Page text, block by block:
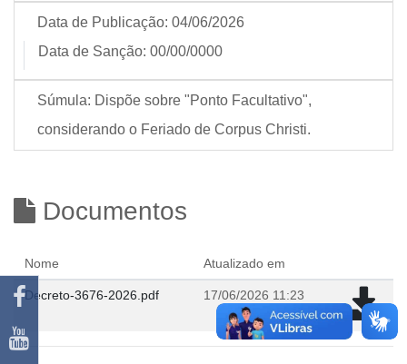
Data de Publicação: 04/06/2026
Data de Sanção: 00/00/0000
Súmula: Dispõe sobre "Ponto Facultativo",
considerando o Feriado de Corpus Christi.
Documentos
Nome Atualizado em
Decreto-3676-2026.pdf 17/06/2026 11:23